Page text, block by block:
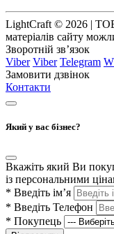
LightCraft © 2026 |
матеріалів сайту
Зворотній зв’язок
Viber Viber Telegram
Замовити дзвінок
Контакти
Який у вас бізнес?
Вкажіть який Ви
із персональними
* Введіть ім’я
* Введіть Телефон
* Покупець